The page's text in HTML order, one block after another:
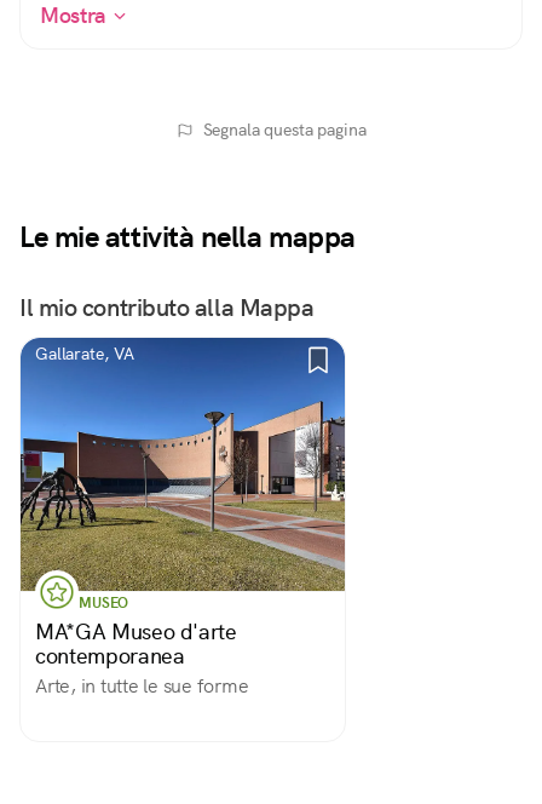
Mostra
Segnala questa pagina
Le mie attività nella mappa
Il mio contributo alla Mappa
Gallarate, VA
MUSEO
MA*GA Museo d'arte
contemporanea
Arte, in tutte le sue forme